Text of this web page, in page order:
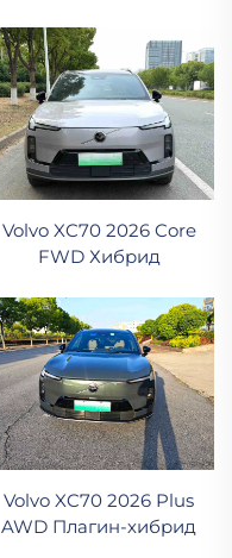
Volvo XC70 2026 Core
FWD Хибрид
Volvo XC70 2026 Plus
AWD Плагин-хибрид